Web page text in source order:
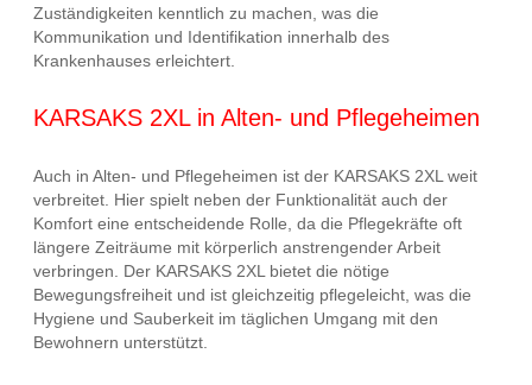
Zuständigkeiten kenntlich zu machen, was die
Kommunikation und Identifikation innerhalb des
Krankenhauses erleichtert.
KARSAKS 2XL in Alten- und Pflegeheimen
Auch in Alten- und Pflegeheimen ist der KARSAKS 2XL weit
verbreitet. Hier spielt neben der Funktionalität auch der
Komfort eine entscheidende Rolle, da die Pflegekräfte oft
längere Zeiträume mit körperlich anstrengender Arbeit
verbringen. Der KARSAKS 2XL bietet die nötige
Bewegungsfreiheit und ist gleichzeitig pflegeleicht, was die
Hygiene und Sauberkeit im täglichen Umgang mit den
Bewohnern unterstützt.